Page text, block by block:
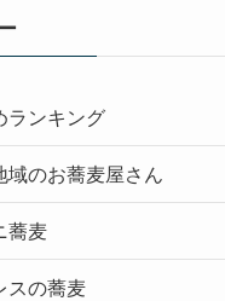
ランキング
域のお蕎麦屋さん
蕎麦
スの蕎麦